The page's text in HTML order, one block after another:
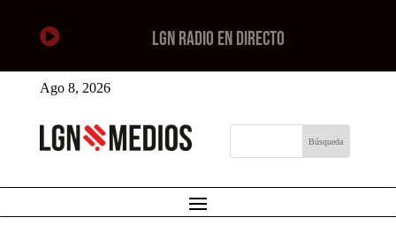
 LGN RADIO EN DIRECTO
Ago 8, 2026